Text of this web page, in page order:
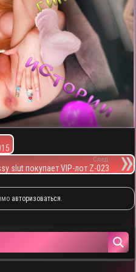
След.
slut покупает VIP-лот Z-023
авторизоваться.